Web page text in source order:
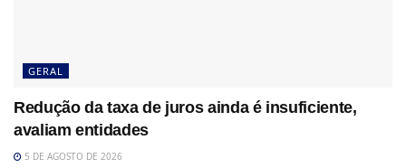
GERAL
Redução da taxa de juros ainda é insuficiente,
avaliam entidades
5 DE AGOSTO DE 2026